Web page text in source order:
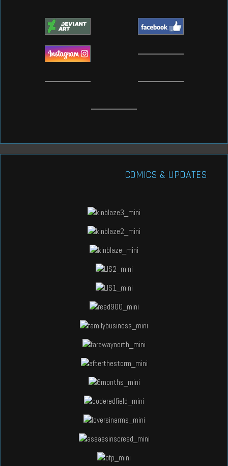
COMICS & UPDATES